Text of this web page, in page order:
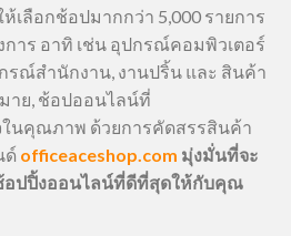
เลือกช้อปมากกว่า 5,000 รายการ
าร อาทิ เช่น อุปกรณ์คอมพิวเตอร์
รณ์สำนักงาน, งานปริ้น และ สินค้า
าย, ช้อปออนไลน์ที่
นคุณภาพ ด้วยการคัดสรรสินค้า
ด์ officeaceshop.com มุ่งมั่นที่จะ
ปปิ้งออนไลน์ที่ดีที่สุดให้กับคุณ